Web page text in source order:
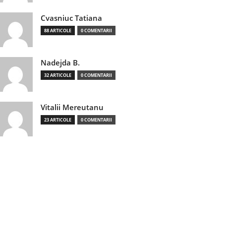
Cvasniuc Tatiana
88 ARTICOLE 0 COMENTARII
Nadejda B.
32 ARTICOLE 0 COMENTARII
Vitalii Mereutanu
23 ARTICOLE 0 COMENTARII